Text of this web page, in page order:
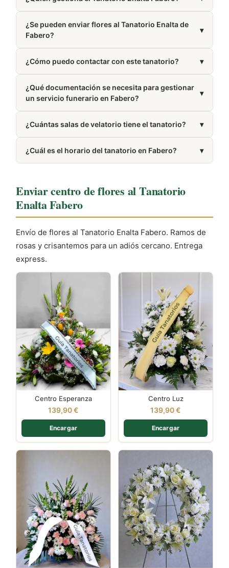
¿Se pueden enviar flores al Tanatorio Enalta de
Fabero?
▾
nuestra web con entrega directa en el tanatorio.
¿Cómo puedo contactar con este tanatorio? ▾
aparece en la sección Cómo llegar de esta misma
página.
¿Qué documentación se necesita para gestionar
un servicio funerario en Fabero?
▾
certificado médico de defunción.
¿Cuántas salas de velatorio tiene el tanatorio? ▾
¿Cuál es el horario del tanatorio en Fabero?
▾
Enviar centro de flores al Tanatorio
Enalta Fabero
Envío de flores al Tanatorio Enalta Fabero. Ramos de
rosas y crisantemos para un adiós cercano. Entrega
express.
Centro Esperanza
139,90€
Encargar
Centro Luz
139,90€
Encargar